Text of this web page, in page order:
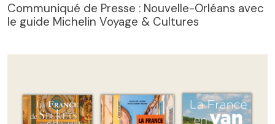
Communiqué de Presse : Nouvelle-Orléans avec
le guide Michelin Voyage & Cultures